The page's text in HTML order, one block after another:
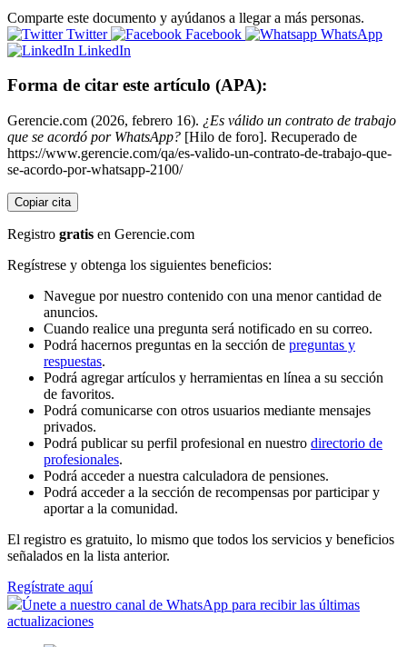
Comparte este documento y ayúdanos a llegar a más personas.
Twitter
Facebook
WhatsApp
LinkedIn
Forma de citar este artículo (APA):
Gerencie.com (2026, febrero 16). ¿Es válido un contrato de trabajo
que se acordó por WhatsApp? [Hilo de foro]. Recuperado de
https://www.gerencie.com/qa/es-valido-un-contrato-de-trabajo-que-
se-acordo-por-whatsapp-2100/
Copiar cita
Registro gratis en Gerencie.com
Regístrese y obtenga los siguientes beneficios:
Navegue por nuestro contenido con una menor cantidad de
anuncios.
Cuando realice una pregunta será notificado en su correo.
Podrá hacernos preguntas en la sección de preguntas y
respuestas.
Podrá agregar artículos y herramientas en línea a su sección
de favoritos.
Podrá comunicarse con otros usuarios mediante mensajes
privados.
Podrá publicar su perfil profesional en nuestro directorio de
profesionales.
Podrá acceder a nuestra calculadora de pensiones.
Podrá acceder a la sección de recompensas por participar y
aportar a la comunidad.
El registro es gratuito, lo mismo que todos los servicios y beneficios
señalados en la lista anterior.
Regístrate aquí
Únete a nuestro canal de WhatsApp para recibir las últimas
actualizaciones